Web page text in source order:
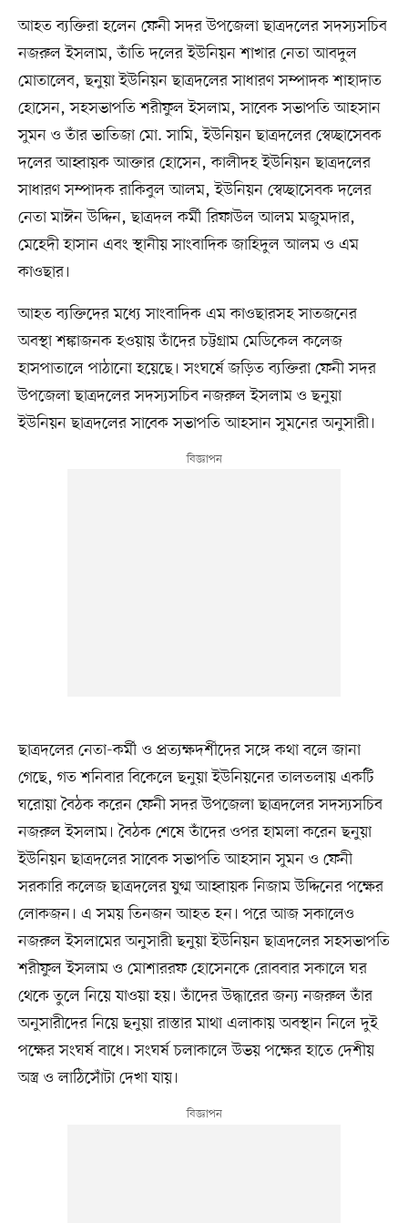
আহত ব্যক্তিরা হলেন ফেনী সদর উপজেলা ছাত্রদলের সদস্যসচিব
নজরুল ইসলাম, তাঁতি দলের ইউনিয়ন শাখার নেতা আবদুল
মোতালেব, ছনুয়া ইউনিয়ন ছাত্রদলের সাধারণ সম্পাদক শাহাদাত
হোসেন, সহসভাপতি শরীফুল ইসলাম, সাবেক সভাপতি আহসান
সুমন ও তাঁর ভাতিজা মো. সামি, ইউনিয়ন ছাত্রদলের স্বেচ্ছাসেবক
দলের আহ্বায়ক আক্তার হোসেন, কালীদহ ইউনিয়ন ছাত্রদলের
সাধারণ সম্পাদক রাকিবুল আলম, ইউনিয়ন স্বেচ্ছাসেবক দলের
নেতা মাঈন উদ্দিন, ছাত্রদল কর্মী রিফাউল আলম মজুমদার,
মেহেদী হাসান এবং স্থানীয় সাংবাদিক জাহিদুল আলম ও এম
কাওছার।
আহত ব্যক্তিদের মধ্যে সাংবাদিক এম কাওছারসহ সাতজনের
অবস্থা শঙ্কাজনক হওয়ায় তাঁদের চট্টগ্রাম মেডিকেল কলেজ
হাসপাতালে পাঠানো হয়েছে। সংঘর্ষে জড়িত ব্যক্তিরা ফেনী সদর
উপজেলা ছাত্রদলের সদস্যসচিব নজরুল ইসলাম ও ছনুয়া
ইউনিয়ন ছাত্রদলের সাবেক সভাপতি আহসান সুমনের অনুসারী।
ছাত্রদলের নেতা-কর্মী ও প্রত্যক্ষদর্শীদের সঙ্গে কথা বলে জানা
গেছে, গত শনিবার বিকেলে ছনুয়া ইউনিয়নের তালতলায় একটি
ঘরোয়া বৈঠক করেন ফেনী সদর উপজেলা ছাত্রদলের সদস্যসচিব
নজরুল ইসলাম। বৈঠক শেষে তাঁদের ওপর হামলা করেন ছনুয়া
ইউনিয়ন ছাত্রদলের সাবেক সভাপতি আহসান সুমন ও ফেনী
সরকারি কলেজ ছাত্রদলের যুগ্ম আহ্বায়ক নিজাম উদ্দিনের পক্ষের
লোকজন। এ সময় তিনজন আহত হন। পরে আজ সকালেও
নজরুল ইসলামের অনুসারী ছনুয়া ইউনিয়ন ছাত্রদলের সহসভাপতি
শরীফুল ইসলাম ও মোশাররফ হোসেনকে রোববার সকালে ঘর
থেকে তুলে নিয়ে যাওয়া হয়। তাঁদের উদ্ধারের জন্য নজরুল তাঁর
অনুসারীদের নিয়ে ছনুয়া রাস্তার মাথা এলাকায় অবস্থান নিলে দুই
পক্ষের সংঘর্ষ বাধে। সংঘর্ষ চলাকালে উভয় পক্ষের হাতে দেশীয়
অস্ত্র ও লাঠিসোঁটা দেখা যায়।